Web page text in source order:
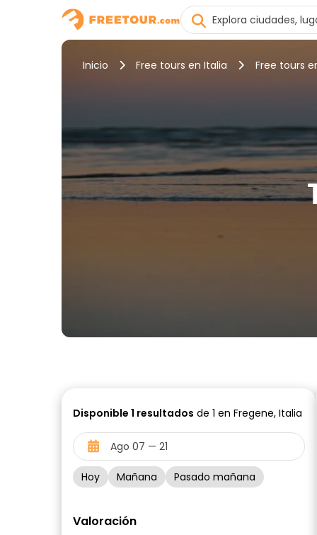
Inicio Free tours en Italia Free tours
Disponible 1 resultados de 1 en Fregene, Italia
Hoy Mañana Pasado mañana
Valoración